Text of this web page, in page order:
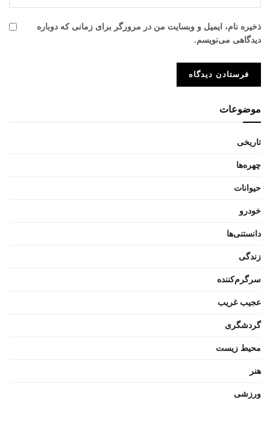
ذخیره نام، ایمیل و وبسایت من در مرورگر برای زمانی که دوباره
دیدگاهی می‌نویسم.
موضوعات
تاریخی
چهره‌ها
حیوانات
خودرو
دانستنی‌ها
زندگی
سرگرم‌کننده
عجیب غریب
گردشگری
محیط زیست
هنر
ورزشی